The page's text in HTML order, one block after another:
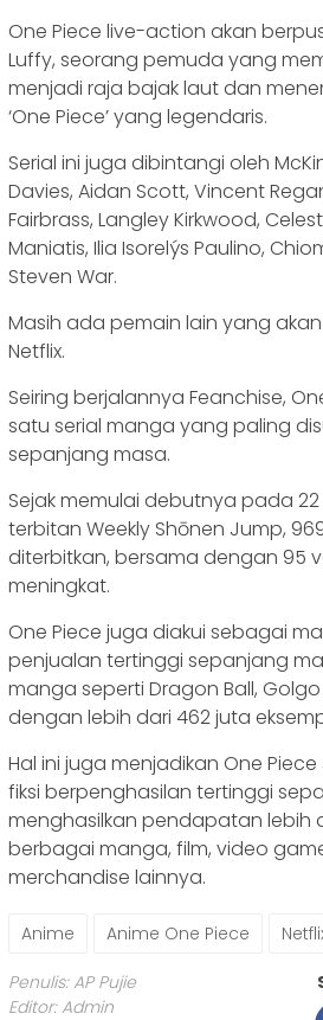
One Piece live-action akan
Luffy, seorang pemuda yang
menjadi raja bajak laut dan
‘One Piece’ yang legendaris.
Serial ini juga dibintangi oleh
Davies, Aidan Scott, Vincent
Fairbrass, Langley Kirkwood,
Maniatis, Ilia Isorelýs Paulino,
Steven War.
Masih ada pemain lain yang
Netflix.
Seiring berjalannya Feanchise,
satu serial manga yang paling
sepanjang masa.
Sejak memulai debutnya pada 22
terbitan Weekly Shōnen Jump,
diterbitkan, bersama dengan 95
meningkat.
One Piece juga diakui sebagai
penjualan tertinggi sepanjang
manga seperti Dragon Ball, Golgo
dengan lebih dari 462 juta
Hal ini juga menjadikan One
fiksi berpenghasilan tertinggi
menghasilkan pendapatan lebih
berbagai manga, film, video
merchandise lainnya.
Anime Anime One Piece
Penulis: AP Pujie
Editor: Admin